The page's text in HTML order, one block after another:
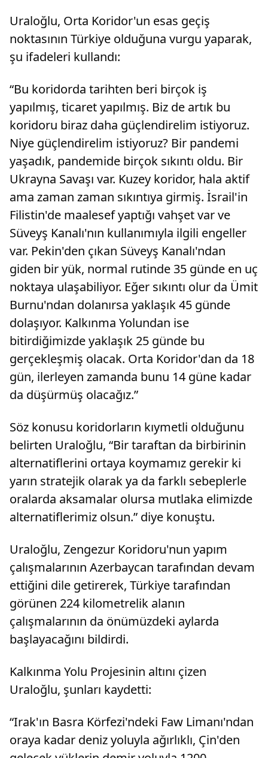
Uraloğlu, Orta Koridor'un esas geçiş
noktasının Türkiye olduğuna vurgu yaparak,
şu ifadeleri kullandı:
“Bu koridorda tarihten beri birçok iş
yapılmış, ticaret yapılmış. Biz de artık bu
koridoru biraz daha güçlendirelim istiyoruz.
Niye güçlendirelim istiyoruz? Bir pandemi
yaşadık, pandemide birçok sıkıntı oldu. Bir
Ukrayna Savaşı var. Kuzey koridor, hala aktif
ama zaman zaman sıkıntıya girmiş. İsrail'in
Filistin'de maalesef yaptığı vahşet var ve
Süveyş Kanalı'nın kullanımıyla ilgili engeller
var. Pekin'den çıkan Süveyş Kanalı'ndan
giden bir yük, normal rutinde 35 günde en uç
noktaya ulaşabiliyor. Eğer sıkıntı olur da Ümit
Burnu'ndan dolanırsa yaklaşık 45 günde
dolaşıyor. Kalkınma Yolundan ise
bitirdiğimizde yaklaşık 25 günde bu
gerçekleşmiş olacak. Orta Koridor'dan da 18
gün, ilerleyen zamanda bunu 14 güne kadar
da düşürmüş olacağız.”
Söz konusu koridorların kıymetli olduğunu
belirten Uraloğlu, “Bir taraftan da birbirinin
alternatiflerini ortaya koymamız gerekir ki
yarın stratejik olarak ya da farklı sebeplerle
oralarda aksamalar olursa mutlaka elimizde
alternatiflerimiz olsun.” diye konuştu.
Uraloğlu, Zengezur Koridoru'nun yapım
çalışmalarının Azerbaycan tarafından devam
ettiğini dile getirerek, Türkiye tarafından
görünen 224 kilometrelik alanın
çalışmalarının da önümüzdeki aylarda
başlayacağını bildirdi.
Kalkınma Yolu Projesinin altını çizen
Uraloğlu, şunları kaydetti:
“Irak'ın Basra Körfezi'ndeki Faw Limanı'ndan
oraya kadar deniz yoluyla ağırlıklı, Çin'den